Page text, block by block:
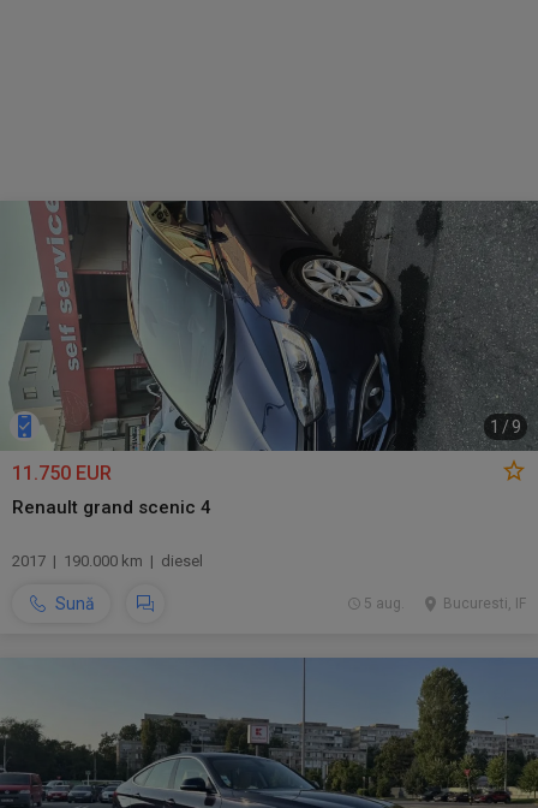
1 /9
11.750 EUR
Renault grand scenic 4
2017 | 190.000 km | diesel
Sună Bucuresti, IF
5 aug.